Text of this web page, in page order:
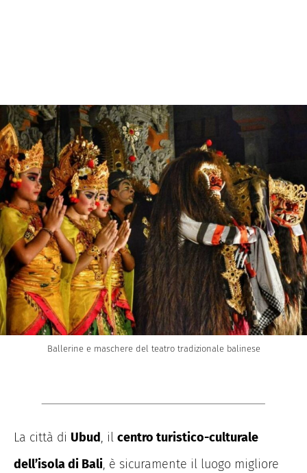
Ballerine e maschere del teatro tradizionale balinese
La città di Ubud, il centro turistico-culturale
dell’isola di Bali, è sicuramente il luogo migliore